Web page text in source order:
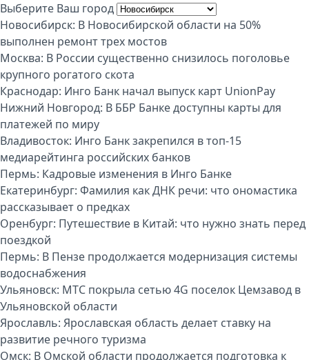
Выберите Ваш город
Новосибирск: В Новосибирской области на 50%
выполнен ремонт трех мостов
Москва: В России существенно снизилось поголовье
крупного рогатого скота
Краснодар: Инго Банк начал выпуск карт UnionPay
Нижний Новгород: В ББР Банке доступны карты для
платежей по миру
Владивосток: Инго Банк закрепился в топ-15
медиарейтинга российских банков
Пермь: Кадровые изменения в Инго Банке
Екатеринбург: Фамилия как ДНК речи: что ономастика
рассказывает о предках
Оренбург: Путешествие в Китай: что нужно знать перед
поездкой
Пермь: В Пензе продолжается модернизация системы
водоснабжения
Ульяновск: МТС покрыла сетью 4G поселок Цемзавод в
Ульяновской области
Ярославль: Ярославская область делает ставку на
развитие речного туризма
Омск: В Омской области продолжается подготовка к